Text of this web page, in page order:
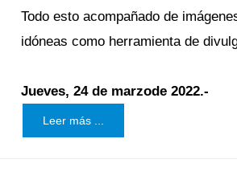
Todo esto acompañado de
idóneas como herramienta de
Jueves, 24 de marzode 2022.-
Leer más ...